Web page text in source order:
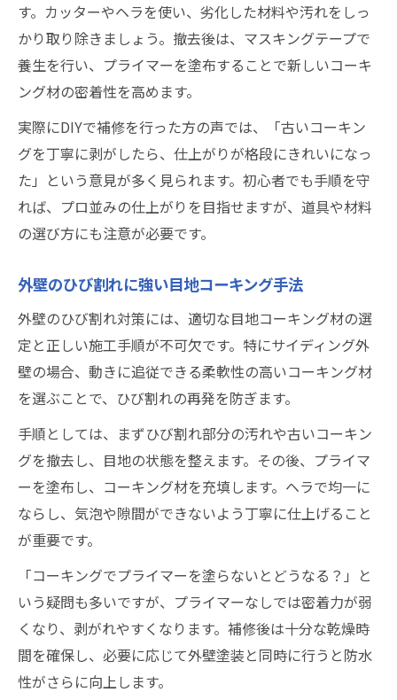
す。カッターやヘラを使い、劣化した材料や汚れをしっ
かり取り除きましょう。撤去後は、マスキングテープで
養生を行い、プライマーを塗布することで新しいコーキ
ング材の密着性を高めます。
実際にDIYで補修を行った方の声では、「古いコーキン
グを丁寧に剥がしたら、仕上がりが格段にきれいになっ
た」という意見が多く見られます。初心者でも手順を守
れば、プロ並みの仕上がりを目指せますが、道具や材料
の選び方にも注意が必要です。
外壁のひび割れに強い目地コーキング手法
外壁のひび割れ対策には、適切な目地コーキング材の選
定と正しい施工手順が不可欠です。特にサイディング外
壁の場合、動きに追従できる柔軟性の高いコーキング材
を選ぶことで、ひび割れの再発を防ぎます。
手順としては、まずひび割れ部分の汚れや古いコーキン
グを撤去し、目地の状態を整えます。その後、プライマ
ーを塗布し、コーキング材を充填します。ヘラで均一に
ならし、気泡や隙間ができないよう丁寧に仕上げること
が重要です。
「コーキングでプライマーを塗らないとどうなる？」と
いう疑問も多いですが、プライマーなしでは密着力が弱
くなり、剥がれやすくなります。補修後は十分な乾燥時
間を確保し、必要に応じて外壁塗装と同時に行うと防水
性がさらに向上します。